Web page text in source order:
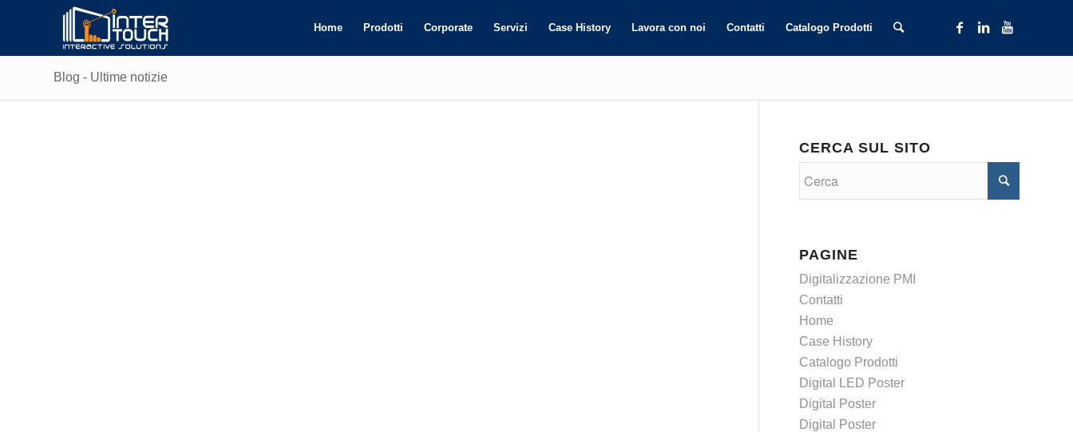
Home Prodotti Corporate Servizi Case History Lavora con noi Contatti Catalogo Prodotti
Blog - Ultime notizie
CERCA SUL SITO
PAGINE
Digitalizzazione PMI
Contatti
Home
Case History
Catalogo Prodotti
Digital LED Poster
Digital Poster
Digital Poster